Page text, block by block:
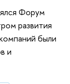
Форум
развития
были
и